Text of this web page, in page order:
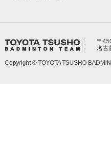
〒
名古
Copyright © TOYOTA TSUSHO